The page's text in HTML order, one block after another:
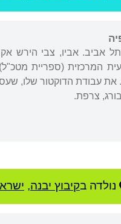
אביב. אביו, צבי הירש
המרכזית (ספריית
את עבודת הדוקטור שלו,
צרפת.
נולדה בקיבוץ יבנה,